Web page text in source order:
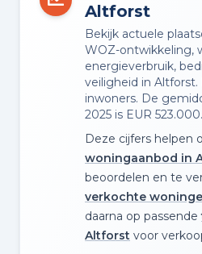
Altforst
Bekijk actuele
WOZ-ontwikkeling,
energieverbruik,
veiligheid in Altforst.
inwoners. De
2025 is EUR 523.000.
Deze cijfers helpen
woningaanbod in
beoordelen en te
verkochte
daarna op passende
Altforst voor